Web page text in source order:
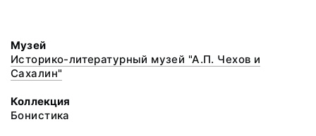
Музей
Историко-литературный музей "А.П. Чехов и
Сахалин"
Коллекция
Бонистика